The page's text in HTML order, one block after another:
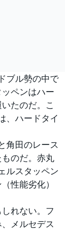
ブル勢の中で
ペンはハー
たのだ。こ
、ハードタイ
角田のレース
のだ。赤丸
ルスタッペン
性能劣化）
れない。フ
メルセデス